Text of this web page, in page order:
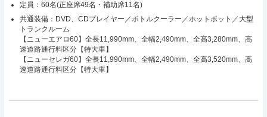
定員：60名(正座席49名・補助席11名)
共通装備：DVD、CDプレイヤー／ボトルクーラー／ホットポット／大型
トランクルーム
【ニューエアロ60】全長11,990mm、全幅2,490mm、全高3,280mm、高
速道路通行料区分【特大車】
【ニューセレガ60】全長11,990mm、全幅2,490mm、全高3,520mm、高
速道路通行料区分【特大車】